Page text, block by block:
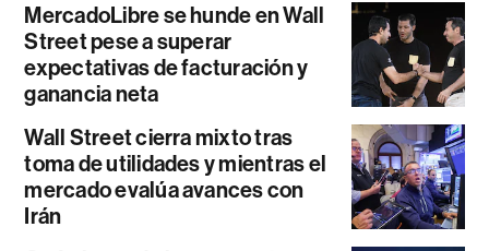
MercadoLibre se hunde en Wall
Street pese a superar
expectativas de facturación y
ganancia neta
Wall Street cierra mixto tras
toma de utilidades y mientras el
mercado evalúa avances con
Irán